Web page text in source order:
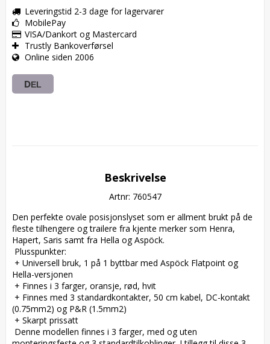
Leveringstid 2-3 dage for lagervarer
MobilePay
VISA/Dankort og Mastercard
Trustly Bankoverførsel
Online siden 2006
DEL
Beskrivelse
Artnr: 760547
Den perfekte ovale posisjonslyset som er allment brukt på de
fleste tilhengere og trailere fra kjente merker som Henra,
Hapert, Saris samt fra Hella og Aspöck.
Hella-versjonen
(0.75mm2) og P&R (1.5mm2)